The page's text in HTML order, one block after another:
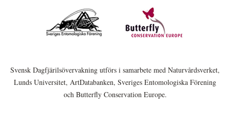
Svensk Dagfjärilsövervakning utförs i samarbete med Naturvårdsverket,
Lunds Universitet, ArtDatabanken, Sveriges Entomologiska Förening
och Butterfly Conservation Europe.